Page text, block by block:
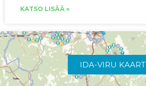
KATSO LISÄÄ »
IDA-VIRU KAART